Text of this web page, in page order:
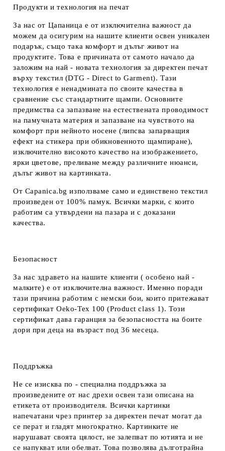
Продукти и технология на печат
За нас от Цапаница е от изключителна важност да
можем да осигурим на нашите клиенти освен уникален
подарък, също така комфорт и дълъг живот на
продуктите. Това е причината от самото начало да
заложим на най - новата технология за директен печат
върху текстил (DTG - Direct to Garment). Тази
технология е ненадмината по своите качества в
сравнение със стандартните щампи. Основните
предимства са запазване на естествената проводимост
на памучната материя и запазване на чувството на
комфорт при нейното носене (липсва запарващия
ефект на стикера при обикновенното щампиране),
изключително високото качество на изображението,
ярки цветове, преливане между различните нюанси,
дълъг живот на картинката.
От Capanica.bg използваме само и единствено текстил
произведен от 100% памук. Всички марки, с които
работим са утвърдени на пазара и с доказани
качества.
Безопасност
За нас здравето на нашите клиенти ( особено най -
малките) е от изключителна важност. Именно поради
тази причина работим с немски бои, които притежават
сертификат Oeko-Tex 100 (Product class 1). Този
сертификат дава гаранция за безопасността на боите
дори при деца на възраст под 36 месеца.
Поддръжка
Не се изисква по - специална поддръжка за
произведените от нас дрехи освен тази описана на
етикета от производителя. Всички картинки
напечатани чрез принтер за директен печат могат да
се перат и гладят многократно. Картинките не
нарушават своята цялост, не залепват по ютията и не
се напукват или обелват. Това позволява дълготрайна